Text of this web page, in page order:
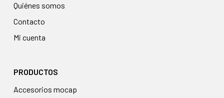
Quiénes somos
Contacto
Mi cuenta
PRODUCTOS
accesorios mocap